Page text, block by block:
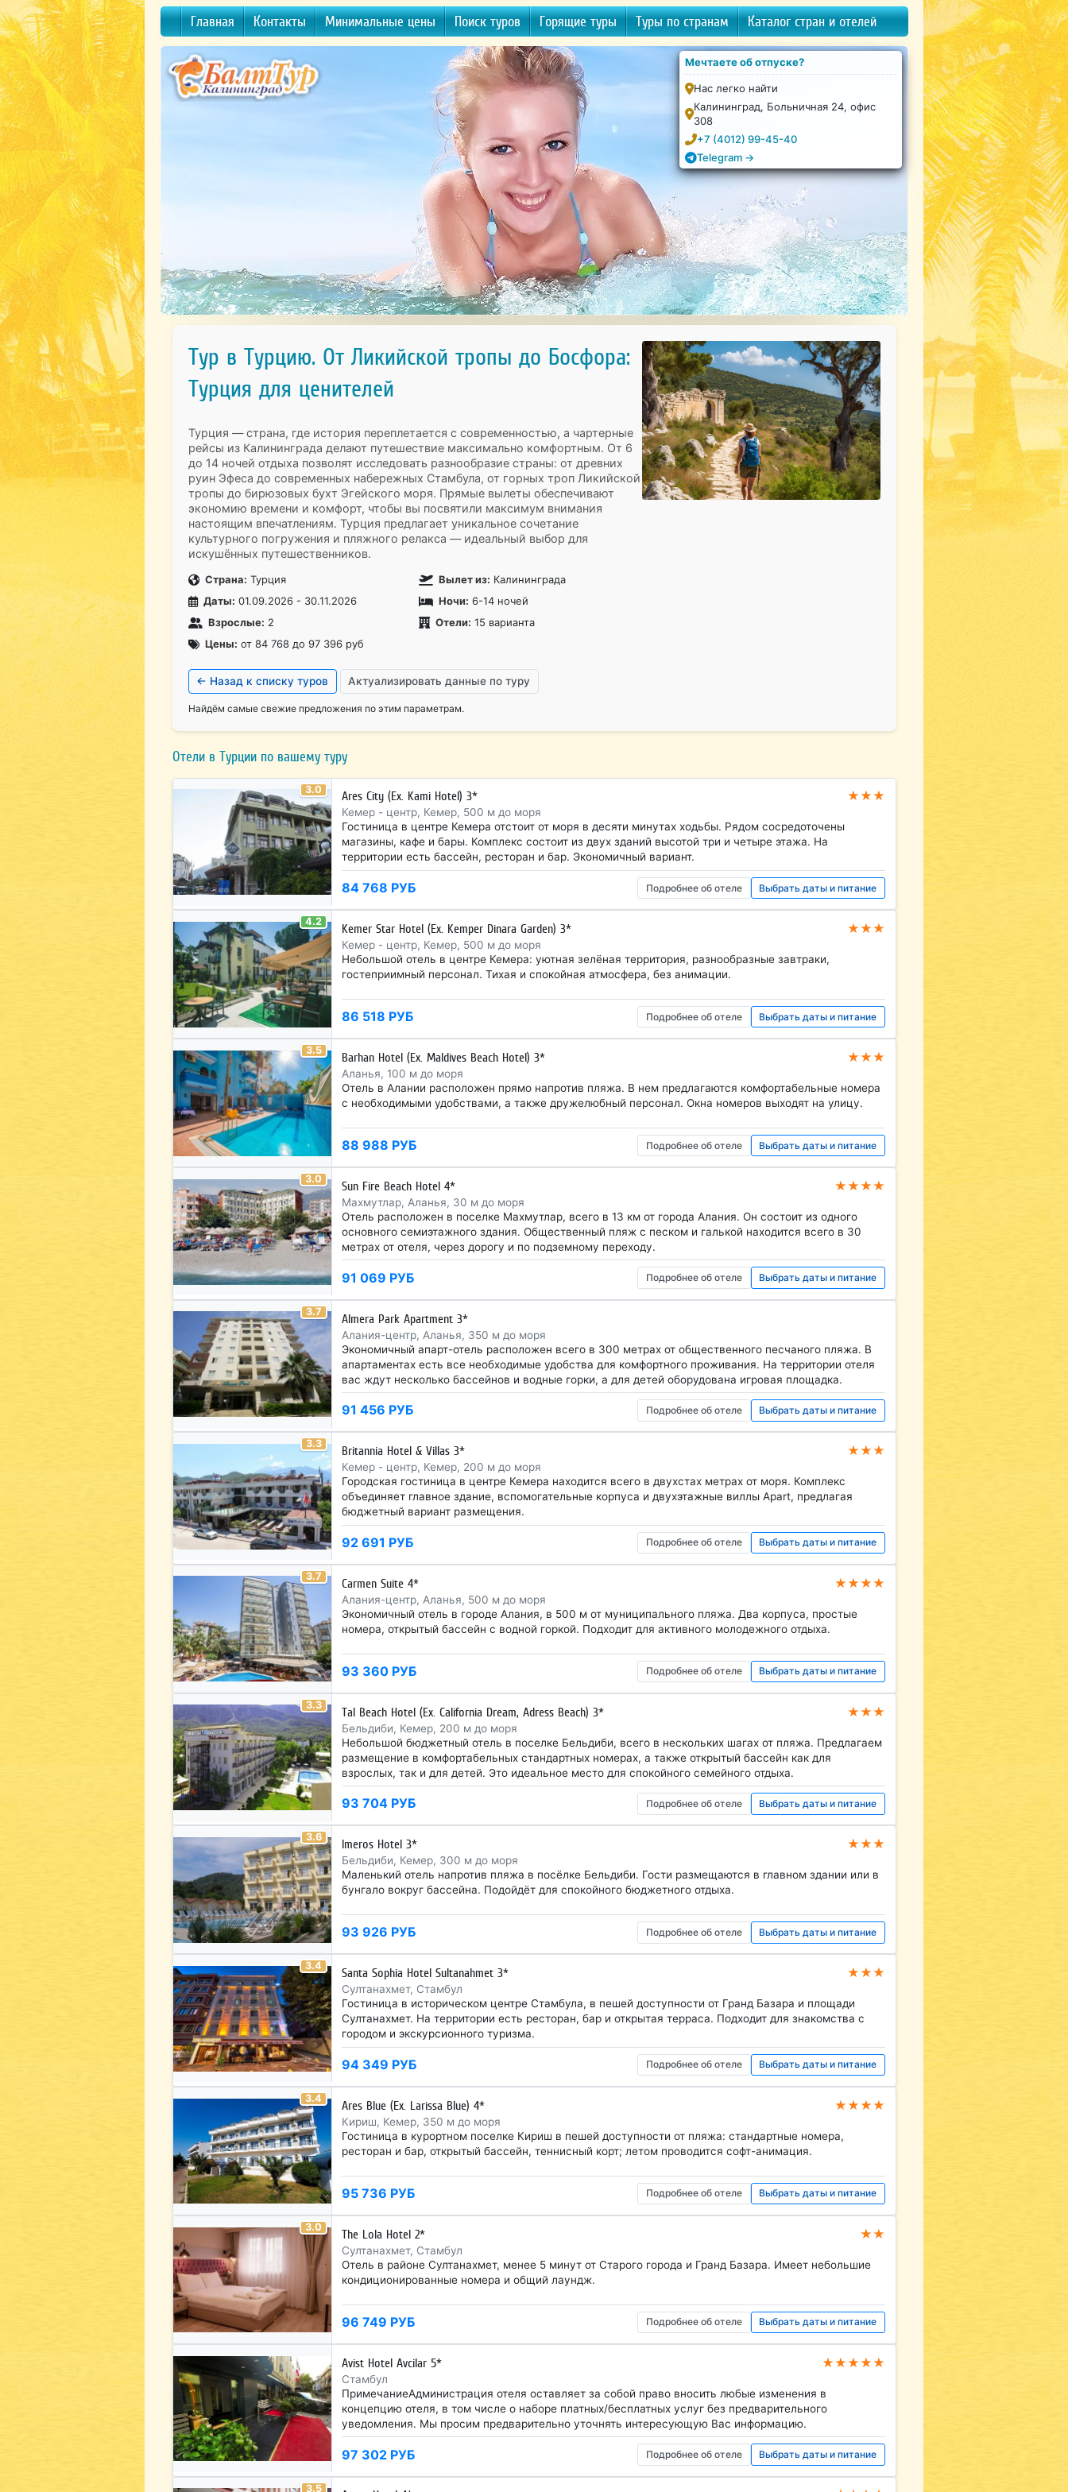
Мечтаете об отпуске?
Нас легко найти
Калининград, Больничная 24, офис
308
+7 (4012) 99-45-40
Telegram →
Главная Контакты Минимальные цены Поиск туров Горящие туры Туры по странам Каталог стран и отелей
Тур в Турцию. От Ликийской тропы до Босфора:
Турция для ценителей
Турция — страна, где история переплетается с современностью, а чартерные
рейсы из Калининграда делают путешествие максимально комфортным. От 6
до 14 ночей отдыха позволят исследовать разнообразие страны: от древних
руин Эфеса до современных набережных Стамбула, от горных троп Ликийской
тропы до бирюзовых бухт Эгейского моря. Прямые вылеты обеспечивают
экономию времени и комфорт, чтобы вы посвятили максимум внимания
настоящим впечатлениям. Турция предлагает уникальное сочетание
культурного погружения и пляжного релакса — идеальный выбор для
искушённых путешественников.
Страна: Турция Вылет из: Калининграда
Даты: 01.09.2026 - 30.11.2026 Ночи: 6-14 ночей
Взрослые: 2 Отели: 15 варианта
Цены: от 84 768 до 97 396 руб
← Назад к списку туров Актуализировать данные по туру
Найдём самые свежие предложения по этим параметрам.
Отели в Турции по вашему туру
3.0
Ares City (Ex. Kami Hotel) 3* ★★★
Кемер - центр, Кемер, 500 м до моря
Гостиница в центре Кемера отстоит от моря в десяти минутах ходьбы. Рядом сосредоточены
магазины, кафе и бары. Комплекс состоит из двух зданий высотой три и четыре этажа. На
территории есть бассейн, ресторан и бар. Экономичный вариант.
84 768 РУБ Подробнее об отеле Выбрать даты и питание
4.2
Kemer Star Hotel (Ex. Kemper Dinara Garden) 3* ★★★
Кемер - центр, Кемер, 500 м до моря
Небольшой отель в центре Кемера: уютная зелёная территория, разнообразные завтраки,
гостеприимный персонал. Тихая и спокойная атмосфера, без анимации.
86 518 РУБ Подробнее об отеле Выбрать даты и питание
3.5
Barhan Hotel (Ex. Maldives Beach Hotel) 3* ★★★
Аланья, 100 м до моря
Отель в Алании расположен прямо напротив пляжа. В нем предлагаются комфортабельные номера
с необходимыми удобствами, а также дружелюбный персонал. Окна номеров выходят на улицу.
88 988 РУБ Подробнее об отеле Выбрать даты и питание
3.0
Sun Fire Beach Hotel 4* ★★★★
Махмутлар, Аланья, 30 м до моря
Отель расположен в поселке Махмутлар, всего в 13 км от города Алания. Он состоит из одного
основного семиэтажного здания. Общественный пляж с песком и галькой находится всего в 30
метрах от отеля, через дорогу и по подземному переходу.
91 069 РУБ Подробнее об отеле Выбрать даты и питание
3.7
Almera Park Apartment 3*
Алания-центр, Аланья, 350 м до моря
Экономичный апарт-отель расположен всего в 300 метрах от общественного песчаного пляжа. В
апартаментах есть все необходимые удобства для комфортного проживания. На территории отеля
вас ждут несколько бассейнов и водные горки, а для детей оборудована игровая площадка.
91 456 РУБ Подробнее об отеле Выбрать даты и питание
3.3
Britannia Hotel & Villas 3* ★★★
Кемер - центр, Кемер, 200 м до моря
Городская гостиница в центре Кемера находится всего в двухстах метрах от моря. Комплекс
объединяет главное здание, вспомогательные корпуса и двухэтажные виллы Apart, предлагая
бюджетный вариант размещения.
92 691 РУБ Подробнее об отеле Выбрать даты и питание
3.7
Carmen Suite 4* ★★★★
Алания-центр, Аланья, 500 м до моря
Экономичный отель в городе Алания, в 500 м от муниципального пляжа. Два корпуса, простые
номера, открытый бассейн с водной горкой. Подходит для активного молодежного отдыха.
93 360 РУБ Подробнее об отеле Выбрать даты и питание
3.3
Tal Beach Hotel (Ex. California Dream, Adress Beach) 3* ★★★
Бельдиби, Кемер, 200 м до моря
Небольшой бюджетный отель в поселке Бельдиби, всего в нескольких шагах от пляжа. Предлагаем
размещение в комфортабельных стандартных номерах, а также открытый бассейн как для
взрослых, так и для детей. Это идеальное место для спокойного семейного отдыха.
93 704 РУБ Подробнее об отеле Выбрать даты и питание
3.6
Imeros Hotel 3* ★★★
Бельдиби, Кемер, 300 м до моря
Маленький отель напротив пляжа в посёлке Бельдиби. Гости размещаются в главном здании или в
бунгало вокруг бассейна. Подойдёт для спокойного бюджетного отдыха.
93 926 РУБ Подробнее об отеле Выбрать даты и питание
3.4
Santa Sophia Hotel Sultanahmet 3* ★★★
Султанахмет, Стамбул
Гостиница в историческом центре Стамбула, в пешей доступности от Гранд Базара и площади
Султанахмет. На территории есть ресторан, бар и открытая терраса. Подходит для знакомства с
городом и экскурсионного туризма.
94 349 РУБ Подробнее об отеле Выбрать даты и питание
3.4
Ares Blue (Ex. Larissa Blue) 4* ★★★★
Кириш, Кемер, 350 м до моря
Гостиница в курортном поселке Кириш в пешей доступности от пляжа: стандартные номера,
ресторан и бар, открытый бассейн, теннисный корт; летом проводится софт-анимация.
95 736 РУБ Подробнее об отеле Выбрать даты и питание
3.0
The Lola Hotel 2* ★★
Султанахмет, Стамбул
Отель в районе Султанахмет, менее 5 минут от Старого города и Гранд Базара. Имеет небольшие
кондиционированные номера и общий лаундж.
96 749 РУБ Подробнее об отеле Выбрать даты и питание
Avist Hotel Avcilar 5* ★★★★★
Стамбул
ПримечаниеАдминистрация отеля оставляет за собой право вносить любые изменения в
концепцию отеля, в том числе о наборе платных/бесплатных услуг без предварительного
уведомления. Мы просим предварительно уточнять интересующую Вас информацию.
97 302 РУБ Подробнее об отеле Выбрать даты и питание
3.5